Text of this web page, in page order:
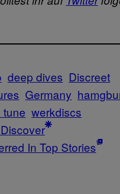
deep dives Discreet
Germany
tune werkdiscs
In Top Stories